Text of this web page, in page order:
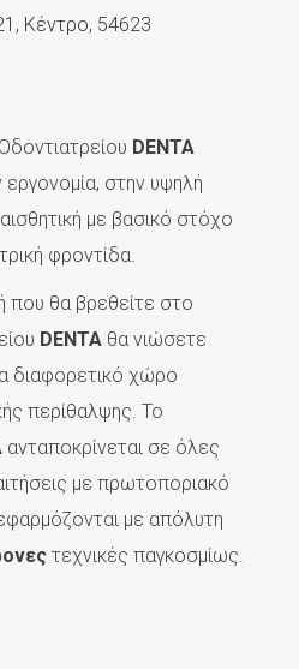
Κέντρο, 54623
DENTA
στην υψηλή
με βασικό στόχο
φροντίδα.
που θα βρεθείτε στο
DENTAθα νιώσετε
διαφορετικό χώρο
περίθαλψης. Το
ανταποκρίνεται σε όλες
με πρωτοποριακό
με απόλυτη
τεχνικές παγκοσμίως.